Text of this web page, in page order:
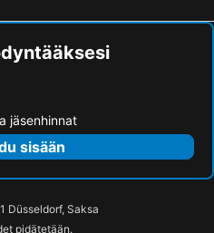
Otaniemi
Nuuksio National Park
Shopping centre Iso Omena
Pihapiiri
Lahden kansainvälinen koiranäyttely
DuuniExpo
jäsenhinnat
sisään
Düsseldorf, Saksa
pidätetään.